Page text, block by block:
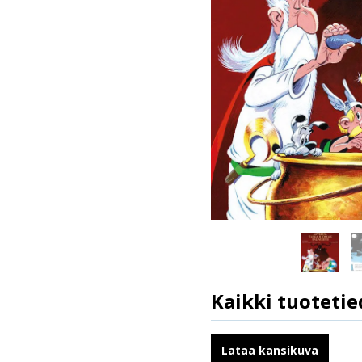
Kaikki
ISBN
Kirjoittajat
Lataa kansikuva